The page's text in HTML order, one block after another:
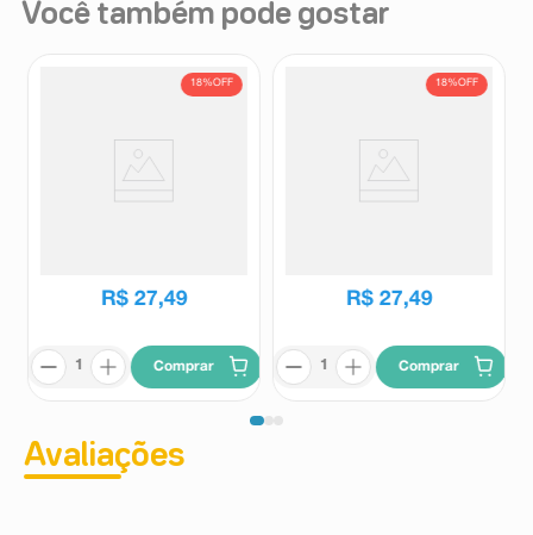
Você também pode gostar
18%OFF
R$ 27,49
Comprar
18%OFF
R$ 27,49
Comprar
Avaliações